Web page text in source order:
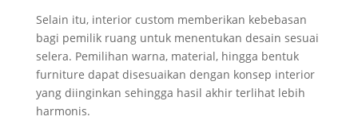
Selain itu, interior custom memberikan kebebasan
bagi pemilik ruang untuk menentukan desain sesuai
selera. Pemilihan warna, material, hingga bentuk
furniture dapat disesuaikan dengan konsep interior
yang diinginkan sehingga hasil akhir terlihat lebih
harmonis.